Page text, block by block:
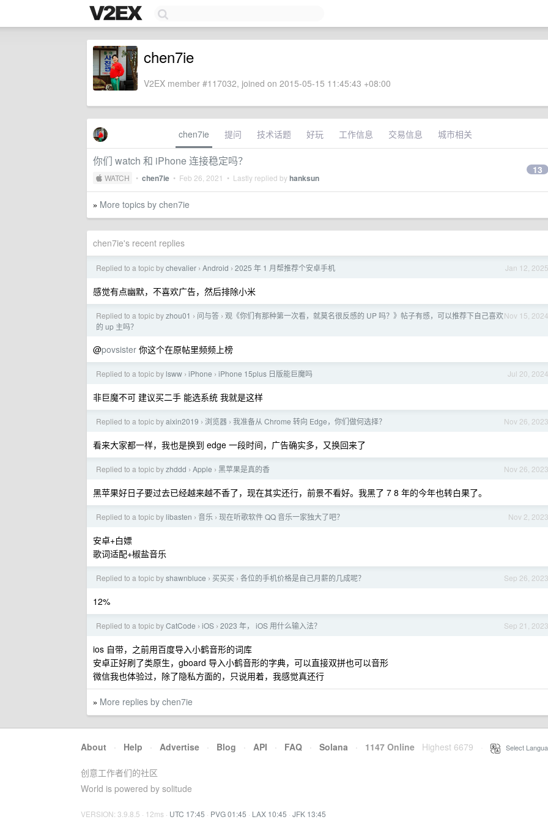
chen7ie
V2EX member #117032, joined on 2015-05-15 11:45:43 +08:00
chen7ie 提问 技术话题 好玩 工作信息 交易信息 城市相关
你们 watch 和 iPhone 连接稳定吗？
 WATCH • chen7ie • Feb 26, 2021 • Lastly replied byhanksun
13
» More topics by chen7ie
chen7ie's recent replies
Jan 12, 2025
Replied to a topic bychevalier › Android › 2025 年 1 月帮推荐个安卓手机
感觉有点幽默，不喜欢广告，然后排除小米
Nov 15, 2024
Replied to a topic byzhou01 › 问与答 › 观《你们有那种第一次看，就莫名很反感的 UP 吗？》帖子有感，可以推荐下自己喜欢
的 up 主吗？
@povsister 你这个在原帖里频频上榜
Jul 20, 2024
Replied to a topic by lsww › iPhone › iPhone 15plus 日版能巨魔吗
非巨魔不可 建议买二手 能选系统 我就是这样
Nov 26, 2023
Replied to a topic byaixin2019 › 浏览器 › 我准备从 Chrome 转向 Edge，你们做何选择？
看来大家都一样，我也是换到 edge 一段时间，广告确实多，又换回来了
Nov 26, 2023
Replied to a topic byzhddd › Apple › 黑苹果是真的香
黑苹果好日子要过去已经越来越不香了，现在其实还行，前景不看好。我黑了 7 8 年的今年也转白果了。
Nov 2, 2023
Replied to a topic by libasten › 音乐 › 现在听歌软件 QQ 音乐一家独大了吧？
安卓+白嫖
歌词适配+椒盐音乐
Sep 26, 2023
Replied to a topic byshawnbluce › 买买买 › 各位的手机价格是自己月薪的几成呢？
12%
Sep 21, 2023
Replied to a topic byCatCode › iOS › 2023 年， iOS 用什么输入法？
ios 自带，之前用百度导入小鹤音形的词库
安卓正好刷了类原生，gboard 导入小鹤音形的字典，可以直接双拼也可以音形
微信我也体验过，除了隐私方面的，只说用着，我感觉真还行
» More replies by chen7ie
About · Help · Advertise · Blog · API · FAQ · Solana · 1147 Online Highest 6679 Select
创意工作者们的社区
World is powered by solitude
VERSION: 3.9.8.5 · 12ms · UTC 17:45 · PVG 01:45 · LAX 10:45 · JFK 13:45